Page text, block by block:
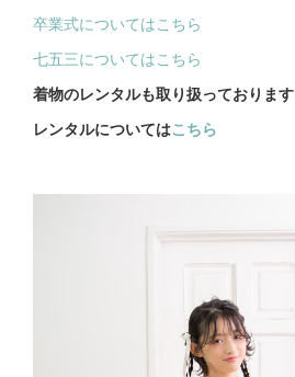
卒業式についてはこちら
七五三についてはこちら
着物のレンタルも取り扱っております
レンタルについてはこちら